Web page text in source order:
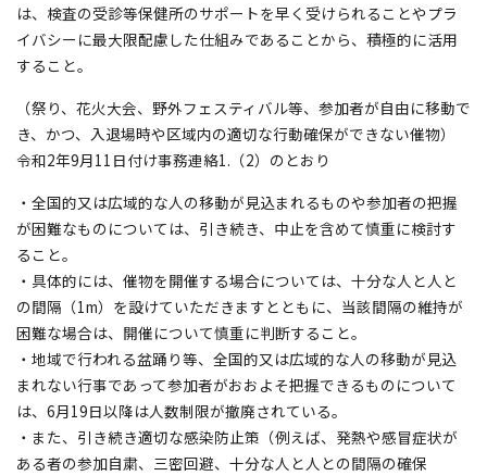
は、検査の受診等保健所のサポートを早く受けられることやプラ
イバシーに最大限配慮した仕組みであることから、積極的に活用
すること。
（祭り、花火大会、野外フェスティバル等、参加者が自由に移動で
き、かつ、入退場時や区域内の適切な行動確保ができない催物）
令和2年9月11日付け事務連絡1.（2）のとおり
・全国的又は広域的な人の移動が見込まれるものや参加者の把握
が困難なものについては、引き続き、中止を含めて慎重に検討す
ること。
・具体的には、催物を開催する場合については、十分な人と人と
の間隔（1m）を設けていただきますとともに、当該間隔の維持が
困難な場合は、開催について慎重に判断すること。
・地域で行われる盆踊り等、全国的又は広域的な人の移動が見込
まれない行事であって参加者がおおよそ把握できるものについて
は、6月19日以降は人数制限が撤廃されている。
・また、引き続き適切な感染防止策（例えば、発熱や感冒症状が
ある者の参加自粛、三密回避、十分な人と人との間隔の確保